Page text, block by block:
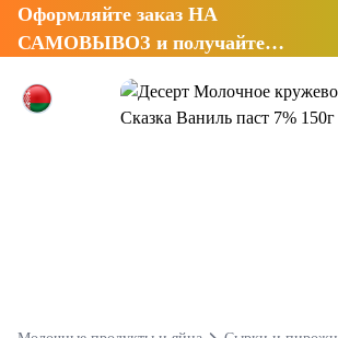
Оформляйте заказ НА
САМОВЫВОЗ и получайте